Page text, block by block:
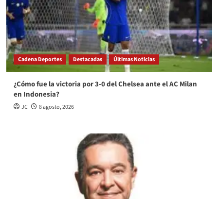
Cadena Deportes Destacadas Últimas Noticias
¿Cómo fue la victoria por 3-0 del Chelsea ante el AC Milan
en Indonesia?
JC 8 agosto, 2026